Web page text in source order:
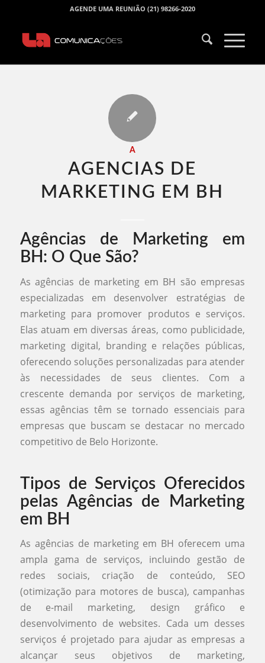
AGENDE UMA REUNIÃO (21) 98266-2020
A
AGENCIAS DE
MARKETING EM BH​
Agências de Marketing em
BH: O Que São?
As agências de marketing em BH são empresas
especializadas em desenvolver estratégias de
marketing para promover produtos e serviços.
Elas atuam em diversas áreas, como publicidade,
marketing digital, branding e relações públicas,
oferecendo soluções personalizadas para atender
às necessidades de seus clientes. Com a
crescente demanda por serviços de marketing,
essas agências têm se tornado essenciais para
empresas que buscam se destacar no mercado
competitivo de Belo Horizonte.
Tipos de Serviços Oferecidos
pelas Agências de Marketing
em BH
As agências de marketing em BH oferecem uma
ampla gama de serviços, incluindo gestão de
redes sociais, criação de conteúdo, SEO
(otimização para motores de busca), campanhas
de e-mail marketing, design gráfico e
desenvolvimento de websites. Cada um desses
serviços é projetado para ajudar as empresas a
alcançar seus objetivos de marketing,